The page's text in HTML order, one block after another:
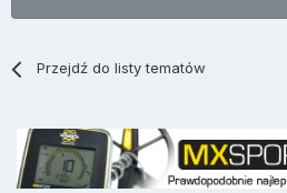
Przejdź do listy tematów